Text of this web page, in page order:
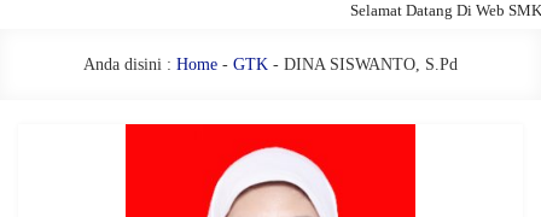
Selamat Datang Di Web
Anda disini : Home - GTK - DINA SISWANTO, S.Pd